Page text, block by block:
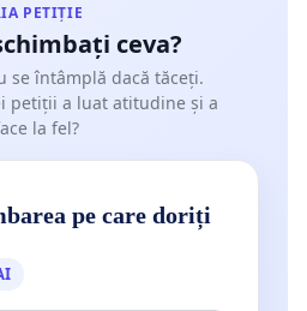
PETIȚIE
ceva?
se întâmplă dacă tăceți.
petiții a luat atitudine și a
la fel?
pe care doriți